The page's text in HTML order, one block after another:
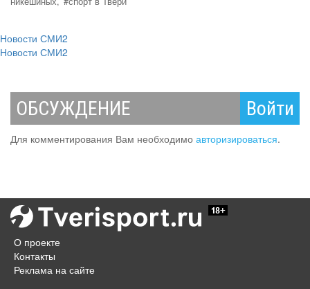
Новости СМИ2
Новости СМИ2
ОБСУЖДЕНИЕ Войти
Для комментирования Вам необходимо авторизироваться.
О проекте
Контакты
Реклама на сайте